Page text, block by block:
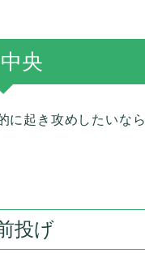
中央
に起き攻めしたいな
投げ